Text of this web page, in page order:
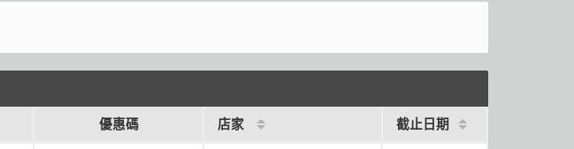
優惠碼 店家 截止日期